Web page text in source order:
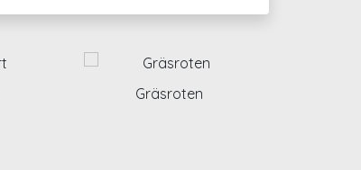
Gräsroten